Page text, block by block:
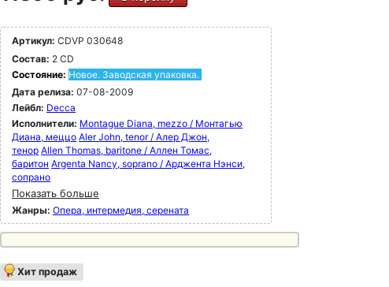
Артикул: CDVP 030648
Состав: 2 CD
Состояние: Новое. Заводская упаковка.
Дата релиза: 07-08-2009
Лейбл: Decca
Исполнители: Montague Diana, mezzo / Монтагью
Диана, меццо Aler John, tenor / Алер Джон,
тенор Allen Thomas, baritone / Аллен Томас,
баритон Argenta Nancy, soprano / Арджента Нэнси,
сопрано
Показать больше
Жанры: Опера, интермедия, серената
Хит продаж